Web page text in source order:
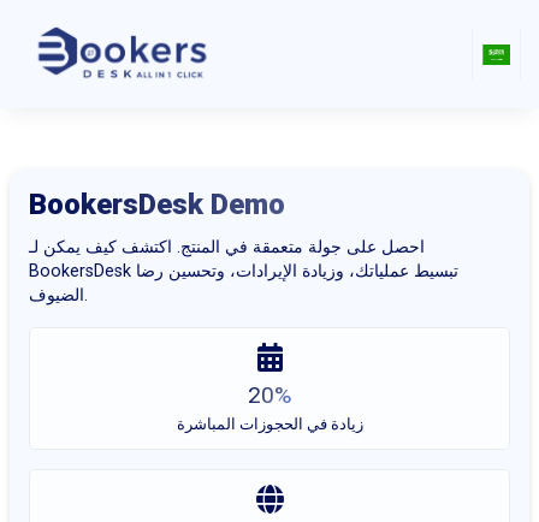
BookersDesk Demo
احصل على جولة متعمقة في المنتج. اكتشف كيف يمكن لـ
BookersDesk تبسيط عملياتك، وزيادة الإيرادات، وتحسين رضا
الضيوف.
20%
زيادة في الحجوزات المباشرة